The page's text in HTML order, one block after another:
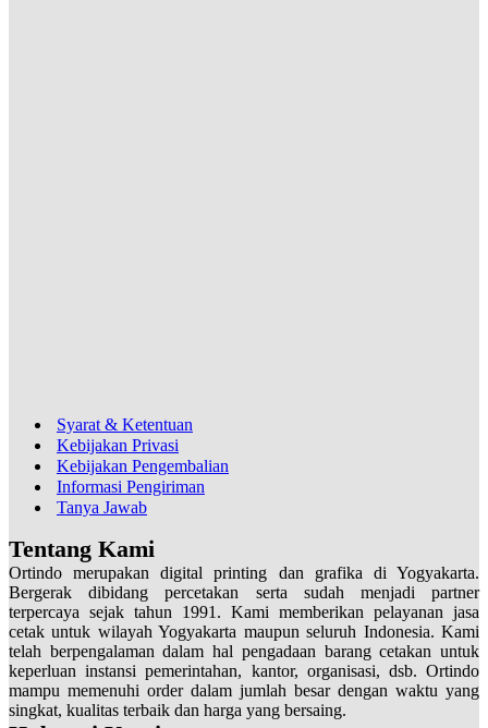
Syarat & Ketentuan
Kebijakan Privasi
Kebijakan Pengembalian
Informasi Pengiriman
Tanya Jawab
Tentang Kami
Ortindo merupakan digital printing dan grafika di Yogyakarta.
Bergerak dibidang percetakan serta sudah menjadi partner
terpercaya sejak tahun 1991. Kami memberikan pelayanan jasa
cetak untuk wilayah Yogyakarta maupun seluruh Indonesia. Kami
telah berpengalaman dalam hal pengadaan barang cetakan untuk
keperluan instansi pemerintahan, kantor, organisasi, dsb. Ortindo
mampu memenuhi order dalam jumlah besar dengan waktu yang
singkat, kualitas terbaik dan harga yang bersaing.